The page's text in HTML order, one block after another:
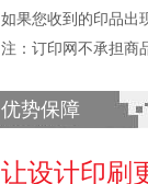
如果您收到的印品出
注：订印网不承担商
优势保障
让设计印刷